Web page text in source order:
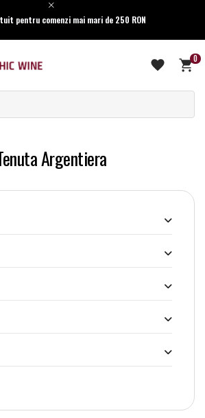
pentru comenzi mai mari de 250 RON
0
Argentiera